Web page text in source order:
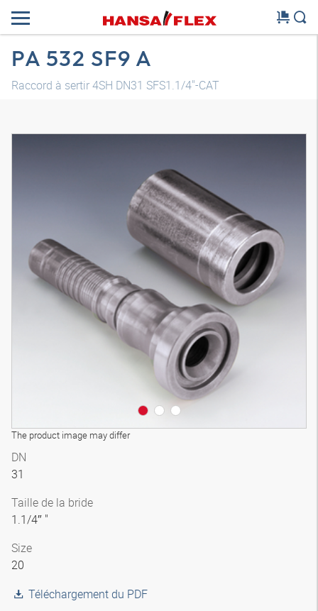
PA 532 SF9 A
Raccord à sertir 4SH DN31 SFS1.1/4"-CAT
The product image may differ
Modèle 3D
DN
31
Taille de la bride
1.1/4″ "
Size
20
Téléchargement du PDF